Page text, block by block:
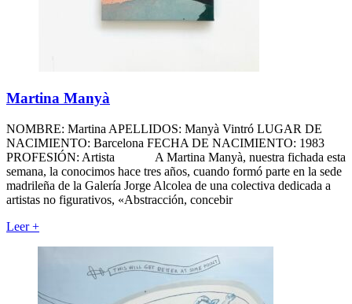
Martina Manyà
NOMBRE: Martina APELLIDOS: Manyà Vintró LUGAR DE
NACIMIENTO: Barcelona FECHA DE NACIMIENTO: 1983
PROFESIÓN: Artista A Martina Manyà, nuestra fichada esta
semana, la conocimos hace tres años, cuando formó parte en la sede
madrileña de la Galería Jorge Alcolea de una colectiva dedicada a
artistas no figurativos, «Abstracción, concebir
Leer+